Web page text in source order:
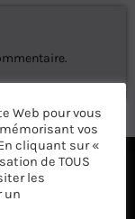
ET SUR LE
Web pour vous
vos
cliquant sur «
de TOUS
les
un